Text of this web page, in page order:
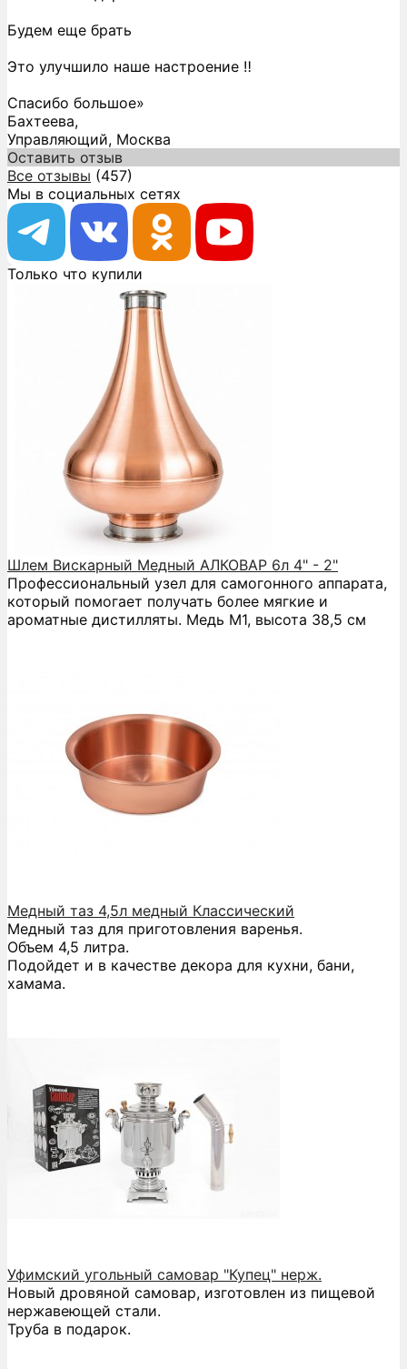
Будем еще брать
Это улучшило наше настроение ‼️
Спасибо большое»
Бахтеева,
Управляющий, Москва
Оставить отзыв
Все отзывы (457)
Мы в социальных сетях
Только что купили
Шлем Вискарный Медный АЛКОВАР 6л 4" - 2"
Профессиональный узел для самогонного аппарата,
который помогает получать более мягкие и
ароматные дистилляты. Медь М1, высота 38,5 см
Медный таз 4,5л медный Классический
Медный таз для приготовления варенья.
Объем 4,5 литра.
Подойдет и в качестве декора для кухни, бани,
хамама.
Уфимский угольный самовар "Купец" нерж.
Новый дровяной самовар, изготовлен из пищевой
нержавеющей стали.
Труба в подарок.